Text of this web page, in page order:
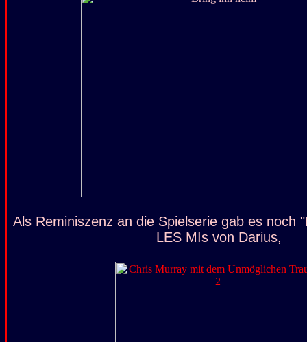
Als Reminiszenz an die Spielserie gab es noch
LES MIs von Darius,